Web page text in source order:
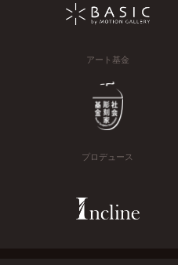
アート基金
プロデュース